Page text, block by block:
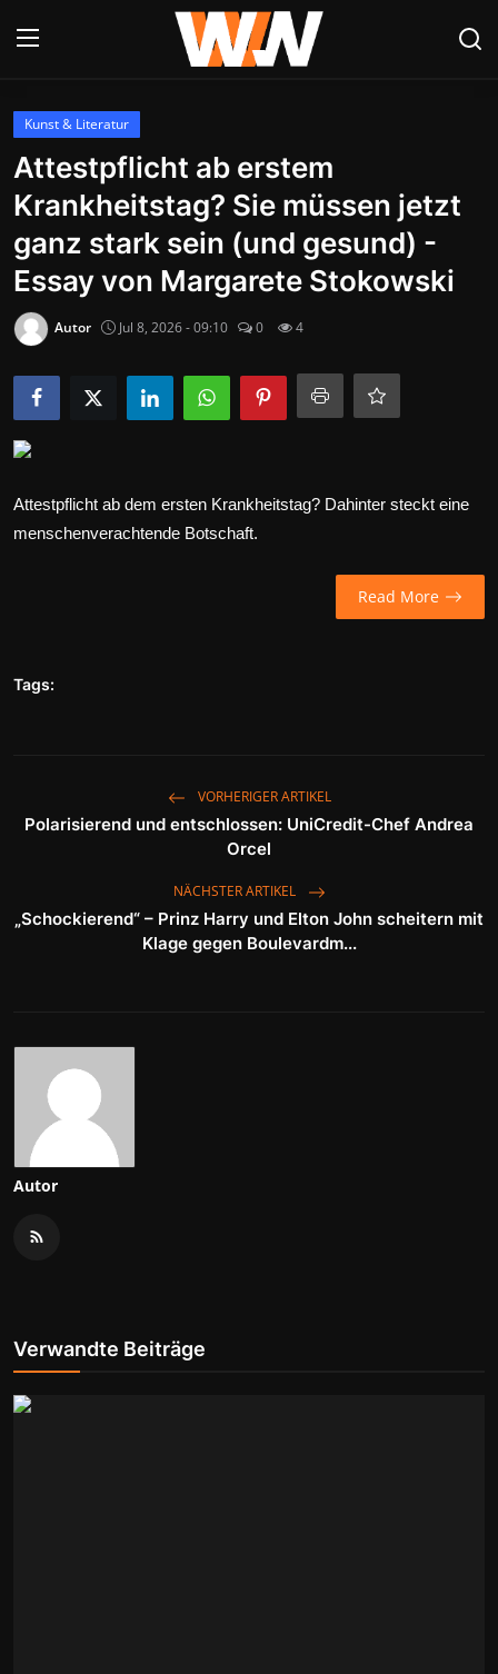
Anmelden
Datenschutzerklärung
Contact
Aktuelles
Kultur & Unterhaltung
Lifestyle & Gesellschaft
Wirtschaft
Kunst & Literatur
Attestpflicht ab erstem
Krankheitstag? Sie müssen jetzt
ganz stark sein (und gesund) -
Essay von Margarete Stokowski
Autor Jul 8, 2026 - 09:10 0 4
Attestpflicht ab dem ersten Krankheitstag? Dahinter steckt eine
menschenverachtende Botschaft.
Read More
Tags:
VORHERIGER ARTIKEL
Polarisierend und entschlossen: UniCredit-Chef Andrea
Orcel
NÄCHSTER ARTIKEL
„Schockierend“ – Prinz Harry und Elton John scheitern mit
Klage gegen Boulevardm...
Autor
Verwandte Beiträge